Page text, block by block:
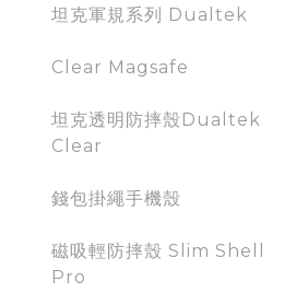
坦克軍規系列 Dualtek
Clear Magsafe
坦克透明防摔殼Dualtek
Clear
錢包掛繩手機殼
磁吸輕防摔殼 Slim Shell
Pro